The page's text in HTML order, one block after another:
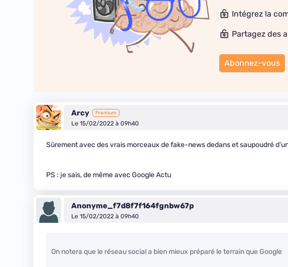
Intégrez la
Partagez des
Abonnez-vous
Arcy Premium
Le 15/02/2022 à 09h40
Sûrement avec des vrais morceaux de fake-news dedans et saupoudré
PS : je sais, de même avec Google Actu
Anonyme_f7d8f7f164fgnbw67p
Le 15/02/2022 à 09h40
On notera que le réseau social a bien mieux préparé le terrain que Google